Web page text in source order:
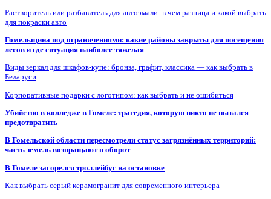
Растворитель или разбавитель для автоэмали: в чем разница и какой выбрать
для покраски авто
Гомельщина под ограничениями: какие районы закрыты для посещения
лесов и где ситуация наиболее тяжелая
Виды зеркал для шкафов-купе: бронза, графит, классика — как выбрать в
Беларуси
Корпоративные подарки с логотипом: как выбрать и не ошибиться
Убийство в колледже в Гомеле: трагедия, которую никто не пытался
предотвратить
В Гомельской области пересмотрели статус загрязнённых территорий:
часть земель возвращают в оборот
В Гомеле загорелся троллейбус на остановке
Как выбрать серый керамогранит для современного интерьера